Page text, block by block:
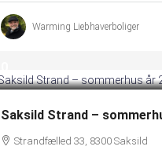
Warming Liebhaverboliger
Saksild Strand –
Strandfælled 33, 8300 Saksild